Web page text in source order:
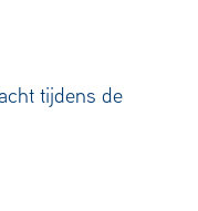
tijdens de